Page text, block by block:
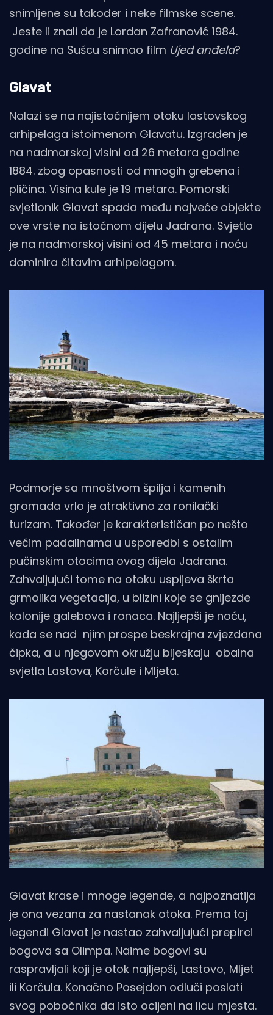
snimljene su također i neke filmske scene.
Jeste li znali da je Lordan Zafranović 1984.
godine na Sušcu snimao film Ujed anđela?
Glavat
Nalazi se na najistočnijem otoku lastovskog
arhipelaga istoimenom Glavatu. Izgrađen je
na nadmorskoj visini od 26 metara godine
1884. zbog opasnosti od mnogih grebena i
pličina. Visina kule je 19 metara. Pomorski
svjetionik Glavat spada među najveće objekte
ove vrste na istočnom dijelu Jadrana. Svjetlo
je na nadmorskoj visini od 45 metara i noću
dominira čitavim arhipelagom.
Podmorje sa mnoštvom špilja i kamenih
gromada vrlo je atraktivno za ronilački
turizam. Također je karakterističan po nešto
većim padalinama u usporedbi s ostalim
pučinskim otocima ovog dijela Jadrana.
Zahvaljujući tome na otoku uspijeva škrta
grmolika vegetacija, u blizini koje se gnijezde
kolonije galebova i ronaca. Najljepši je noću,
kada se nad njim prospe beskrajna zvjezdana
čipka, a u njegovom okružju bljeskaju obalna
svjetla Lastova, Korčule i Mljeta.
Glavat krase i mnoge legende, a najpoznatija
je ona vezana za nastanak otoka. Prema toj
legendi Glavat je nastao zahvaljujući prepirci
bogova sa Olimpa. Naime bogovi su
raspravljali koji je otok najljepši, Lastovo, Mljet
ili Korčula. Konačno Posejdon odluči poslati
svog pobočnika da isto ocijeni na licu mjesta.